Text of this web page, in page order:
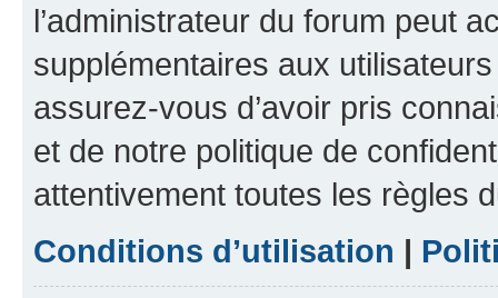
l’administrateur du forum peut
supplémentaires aux
assurez-vous d’avoir pris
et de notre politique de
attentivement toutes les règles
Conditions d’utilisation |